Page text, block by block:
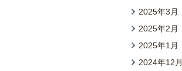
2025年3月
2025年2月
2025年1月
2024年12月